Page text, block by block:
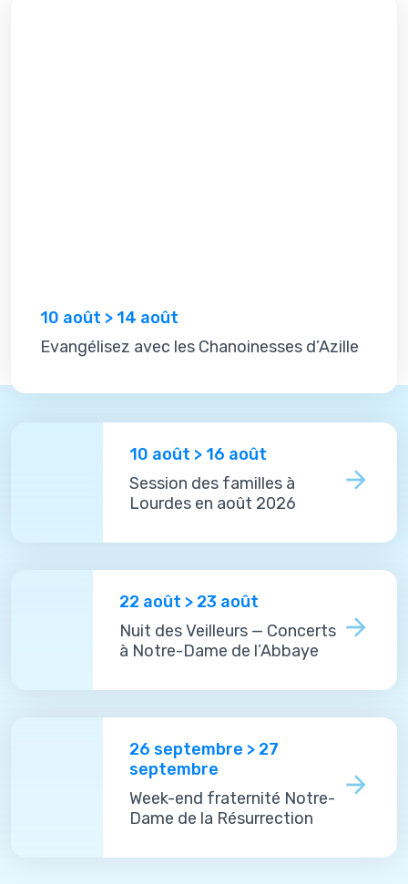
10 août > 14 août
Evangélisez avec les Chanoinesses d’Azille
10 août > 16 août
Session des familles à
Lourdes en août 2026
22 août > 23 août
Nuit des Veilleurs — Concerts
à Notre-Dame de l’Abbaye
26 septembre > 27
septembre
Week-end fraternité Notre-
Dame de la Résurrection